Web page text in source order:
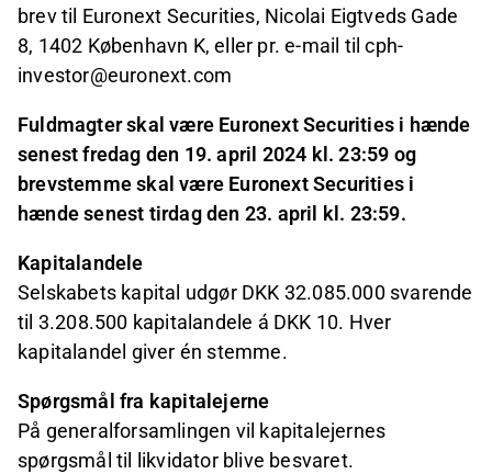
brev til Euronext Securities, Nicolai Eigtveds Gade
8, 1402 København K, eller pr. e-mail til cph-
investor@euronext.com
Fuldmagter skal være Euronext Securities i hænde
senestfredag den 19. april 2024 kl. 23:59 og
brevstemme skal være Euronext Securities i
hænde senest tirdag den 23. april kl. 23:59.
Kapitalandele
Selskabets kapital udgør DKK 32.085.000 svarende
til 3.208.500 kapitalandele á DKK 10. Hver
kapitalandel giver én stemme.
Spørgsmål fra kapitalejerne
På generalforsamlingen vil kapitalejernes
spørgsmål til likvidator blive besvaret.